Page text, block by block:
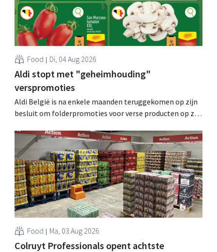
Food Di, 04 Aug 2026
Aldi stopt met "geheimhouding"
verspromoties
Aldi België is na enkele maanden teruggekomen op zijn
besluit om folderpromoties voor verse producten op zijn
werking treden: "Onze klanten willen goed
geïnformeerd worden." .
Food Ma, 03 Aug 2026
Colruyt Professionals opent achtste